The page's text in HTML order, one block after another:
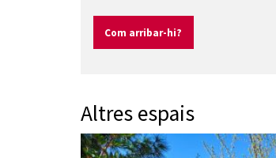
Com arribar-hi?
Altres espais